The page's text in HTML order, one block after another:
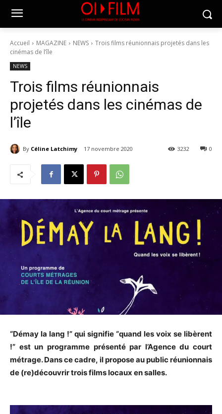
Accueil MAGAZINE NEWS
Trois films réunionnais projetés dans les
cinémas de l’île
NEWS
Trois films réunionnais
projetés dans les cinémas de
l’île
By Céline Latchimy 17 novembre 2020 0
3232
“Démay la lang !” qui signifie “quand les voix se libèrent
!” est un programme présenté par l’Agence du court
métrage. Dans ce cadre, il propose au public réunionnais
de (re)découvrir trois films locaux en salles.